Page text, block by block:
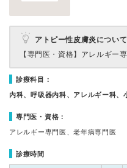
アトピー性皮膚炎について
【専門医・資格】 アレルギー
診療科目：
内科、呼吸器内科、アレルギー科、
専門医・資格：
アレルギー専門医、老年病専門医
診療時間